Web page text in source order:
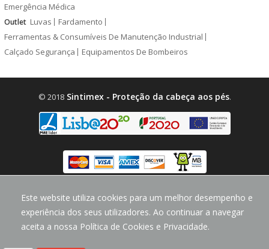
Este website utiliza cookies para um melhor desempenho e
experiência dos seus utilizadores. Ao continuar a navegar
aceita a nossa Política de Cookies e Privacidade.
Emergência Médica
Outlet Luvas
Fardamento
Ferramentas & Consumíveis De Manutenção Industrial
Calçado Segurança
Equipamentos De Bombeiros
© 2018Sintimex - Proteção da cabeça aos pés.
design byCodeMind.PT
Parceiro Digital desde 2018 Top 5% PME